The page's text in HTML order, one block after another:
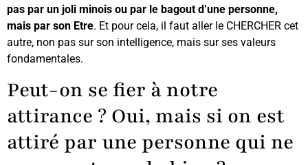
pas par un joli minois ou par le bagout d’une personne,
mais par son Etre. Et pour cela, il faut aller le CHERCHER cet
autre, non pas sur son intelligence, mais sur ses valeurs
fondamentales.
Peut-on se fier à notre
attirance ? Oui, mais si on est
attiré par une personne qui ne